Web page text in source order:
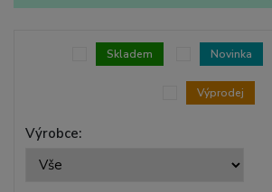
Výrobce:
Skladem Novinka
Výprodej